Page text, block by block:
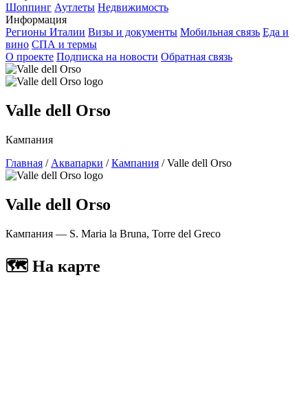
Шоппинг Аутлеты Недвижимость
Информация
Регионы Италии Визы и документы Мобильная связь Еда и
вино СПА и термы
О проекте Подписка на новости Обратная связь
Valle dell Orso
Кампания
Главная / Аквапарки / Кампания / Valle dell Orso
Valle dell Orso
Кампания — S. Maria la Bruna, Torre del Greco
🗺 На карте